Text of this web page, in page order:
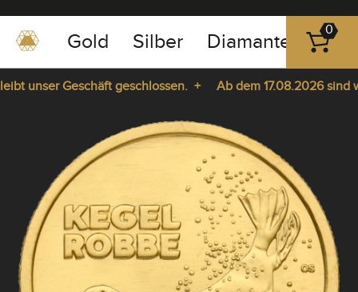
0351
-
43
Gold Silber Diamanten
0
unser Geschäft geschlossen. +
Ab dem 17.08.2026 sind